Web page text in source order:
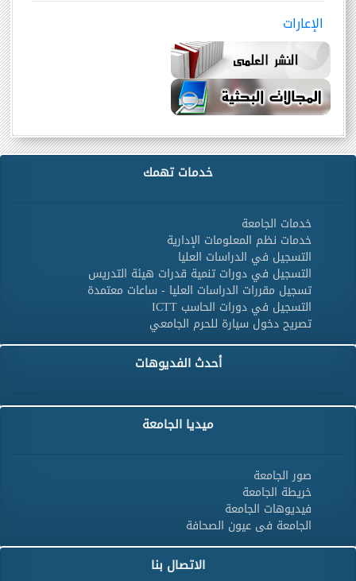
الإعارات
خدمات تهمك
خدمات الجامعة
خدمات نظم المعلومات الإدارية
التسجيل في الدراسات العليا
التسجيل في دورات تنمية قدرات هيئة التدريس
تسجيل مقررات الدراسات العليا - ساعات معتمدة
التسجيل في دورات الحاسب ICTT
تصريح دخول سيارة للحرم الجامعي
أحدث الفديوهات
ميديا الجامعة
صور الجامعة
خريطة الجامعة
فيديوهات الجامعة
الجامعة فى عيون الصحافة
الاتصال بنا